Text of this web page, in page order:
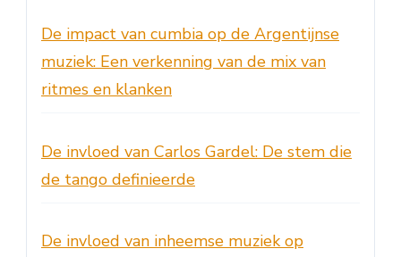
De impact van cumbia op de Argentijnse
muziek: Een verkenning van de mix van
ritmes en klanken
De invloed van Carlos Gardel: De stem die
de tango definieerde
De invloed van inheemse muziek op